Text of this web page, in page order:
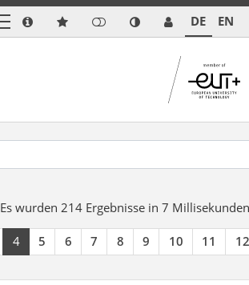
DE EN
Es wurden 214 Ergebnisse in 7
4 5 6 7 8 9 10 11 12